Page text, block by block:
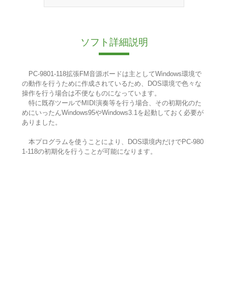
ソフト詳細説明
PC-9801-118拡張FM音源ボードは主としてWindows環境で
の動作を行うために作成されているため、DOS環境で色々な
操作を行う場合は不便なものになっています。
特に既存ツールでMIDI演奏等を行う場合、その初期化のた
めにいったんWindows95やWindows3.1を起動しておく必要が
ありました。
本プログラムを使うことにより、DOS環境内だけでPC-980
1-118の初期化を行うことが可能になります。